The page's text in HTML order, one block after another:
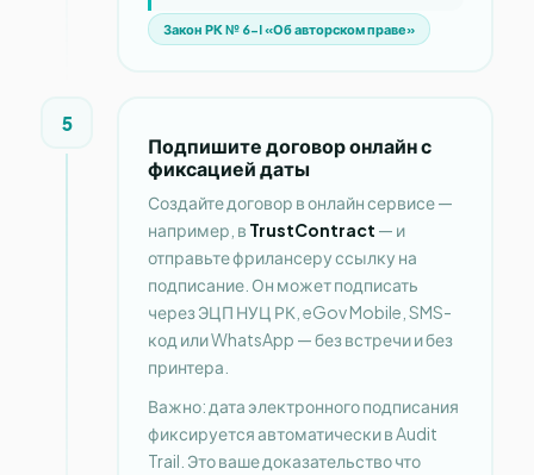
Закон РК № 6-I «Об авторском праве»
5
Подпишите договор онлайн с
фиксацией даты
Создайте договор в онлайн сервисе —
например, в TrustContract — и
отправьте фрилансеру ссылку на
подписание. Он может подписать
через ЭЦП НУЦ РК, eGov Mobile, SMS-
код или WhatsApp — без встречи и без
принтера.
Важно: дата электронного подписания
фиксируется автоматически в Audit
Trail. Это ваше доказательство что